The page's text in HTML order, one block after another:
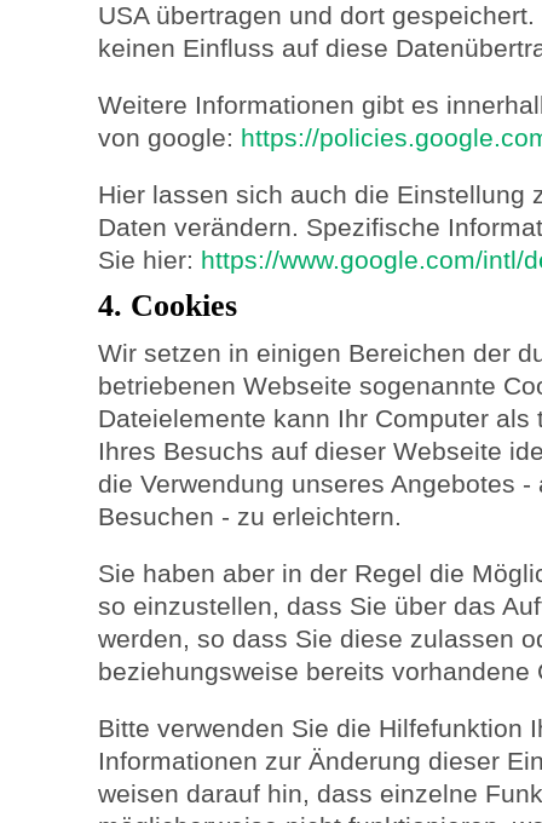
USA übertragen und dort
keinen Einfluss auf diese
Weitere Informationen gibt es
von google: https://
Hier lassen sich auch die Einstellung
Daten verändern. Spezifische
Sie hier: https://www.google.com/intl/
4. Cookies
Wir setzen in einigen Bereichen der
betriebenen Webseite sogenannte
Dateielemente kann Ihr Computer
Ihres Besuchs auf dieser Webseite
die Verwendung unseres Angebotes
Besuchen - zu erleichtern.
Sie haben aber in der Regel die
so einzustellen, dass Sie über das
werden, so dass Sie diese zulassen
beziehungsweise bereits
Bitte verwenden Sie die Hilfefunktion
Informationen zur Änderung dieser
weisen darauf hin, dass einzelne